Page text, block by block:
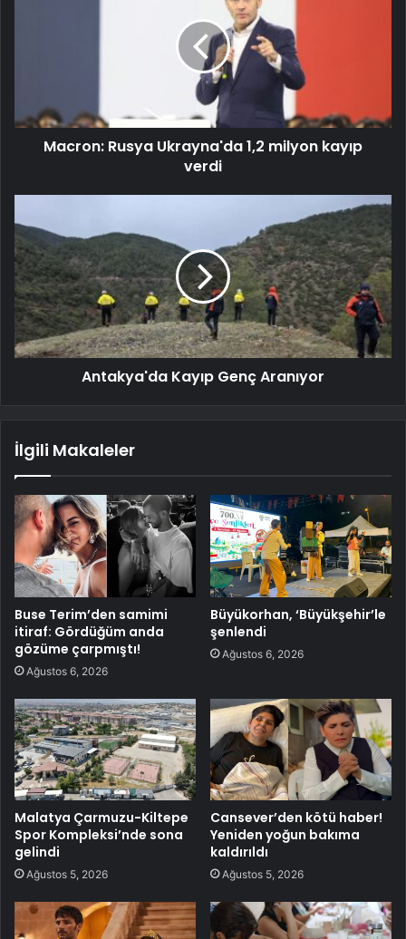
Macron: Rusya Ukrayna'da 1,2 milyon kayıp
verdi
Antakya'da Kayıp Genç Aranıyor
İlgili Makaleler
Buse Terim’den samimi
itiraf: Gördüğüm anda
gözüme çarpmıştı!
Ağustos 6, 2026
Büyükorhan, ‘Büyükşehir’le
şenlendi
Ağustos 6, 2026
Malatya Çarmuzu-Kiltepe
Spor Kompleksi’nde sona
gelindi
Ağustos 5, 2026
Cansever’den kötü haber!
Yeniden yoğun bakıma
kaldırıldı
Ağustos 5, 2026